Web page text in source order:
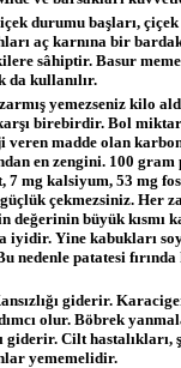
durumu başları,
aç karnına bir
sâhiptir. Basur
da kullanılır.
yemezseniz kilo
birebirdir. Bol
veren madde olan
en zengini. 100
mg kalsiyum, 53 mg
çekmezsiniz. Her
değerinin büyük kısmı
iyidir. Yine kabukları
nedenle patatesi
giderir.
olur. Böbrek
giderir. Cilt hastalıkları,
yememelidir.